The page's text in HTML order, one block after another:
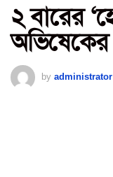
২ বারের
অভিষেকের
by administrator